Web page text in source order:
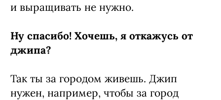
и выращивать не нужно.
Ну спасибо! Хочешь, я откажусь от
джипа?
Так ты за городом живешь. Джип
нужен, например, чтобы за город